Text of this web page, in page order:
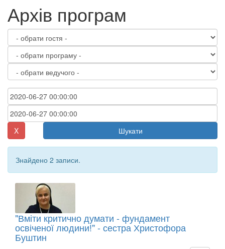
Архів програм
X Шукати
Знайдено 2 записи.
"Вміти критично думати - фундамент
освіченої людини!" - сестра Христофора
Буштин